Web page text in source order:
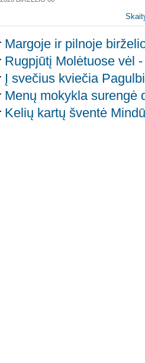
Margoje ir pilnoje
Rugpjūtį Molėtuose vėl
Į svečius kviečia
Menų mokykla surengė
Kelių kartų šventė